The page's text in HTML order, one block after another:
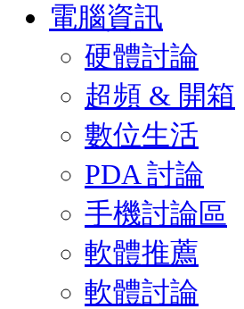
電腦資訊
硬體討論
超頻 & 開箱
數位生活
PDA 討論
手機討論區
軟體推薦
軟體討論